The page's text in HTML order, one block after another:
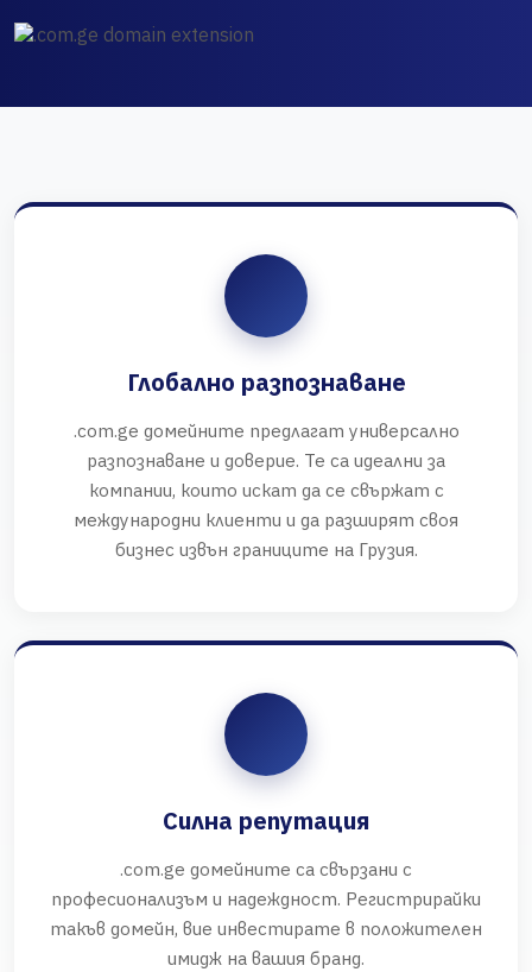
Глобално разпознаване
.com.ge домейните предлагат универсално
разпознаване и доверие. Те са идеални за
компании, които искат да се свържат с
международни клиенти и да разширят своя
бизнес извън границите на Грузия.
Силна репутация
.com.ge домейните са свързани с
професионализъм и надеждност. Регистрирайки
такъв домейн, вие инвестирате в положителен
имидж на вашия бранд.